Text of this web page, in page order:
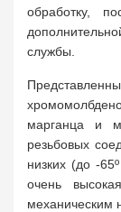
обработку,
службы.
марганца и
резьбовых
низких (до -
очень
механическим